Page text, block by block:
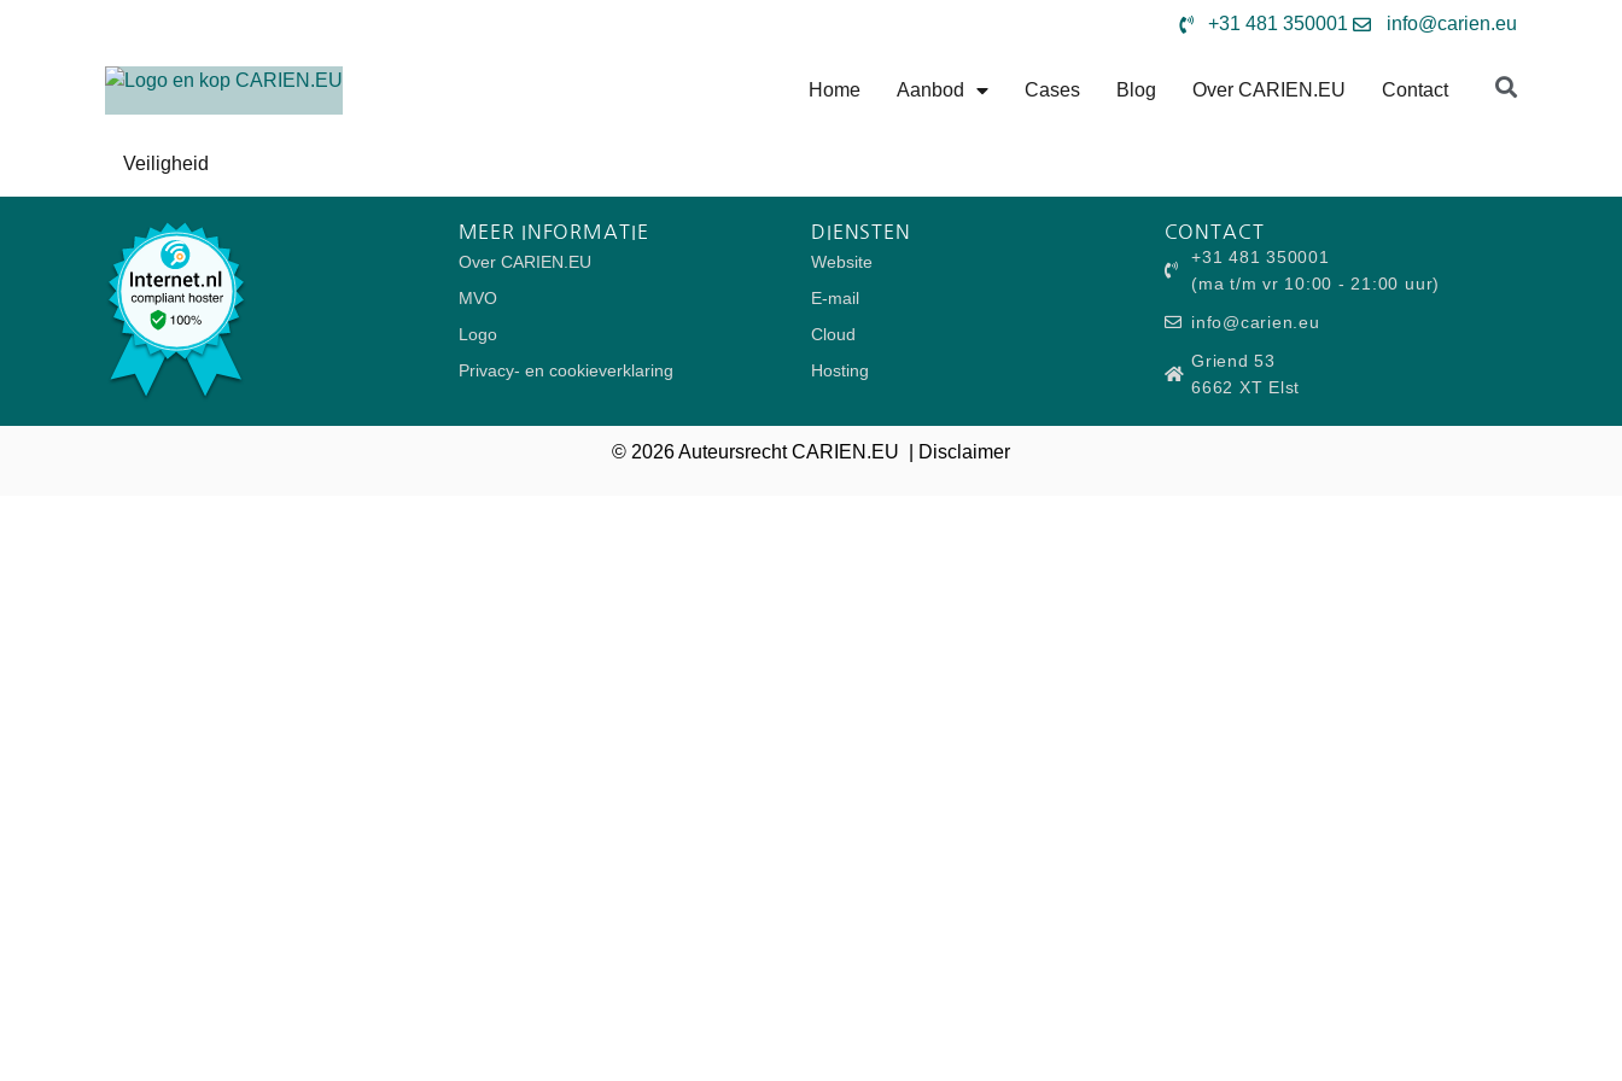
+31 481 350001 info@carien.eu
Home Aanbod Cases Blog Over CARIEN.EU Contact
Veiligheid
MEER INFORMATIE
Over CARIEN.EU
MVO
Logo
Privacy- en cookieverklaring
DIENSTEN
Website
E-mail
Cloud
Hosting
CONTACT
+31 481 350001
(ma t/m vr 10:00 - 21:00 uur)
info@carien.eu
Griend 53
6662 XT Elst
© 2026 Auteursrecht CARIEN.EU | Disclaimer